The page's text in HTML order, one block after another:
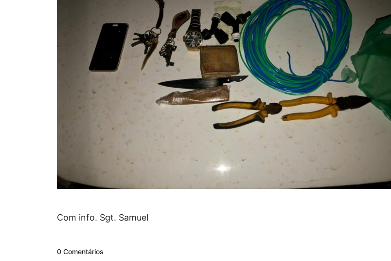
Com info. Sgt. Samuel
0 Comentários